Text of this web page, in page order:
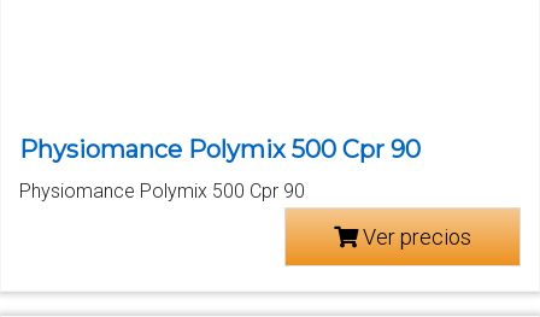
Physiomance Polymix 500 Cpr 90
Physiomance Polymix 500 Cpr 90
Ver precios